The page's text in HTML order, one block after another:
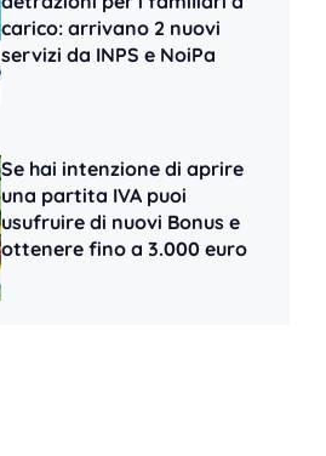
carico: arrivano 2 nuovi
servizi da INPS e NoiPa
Se hai intenzione di aprire
una partita IVA puoi
usufruire di nuovi Bonus e
ottenere fino a 3.000 euro